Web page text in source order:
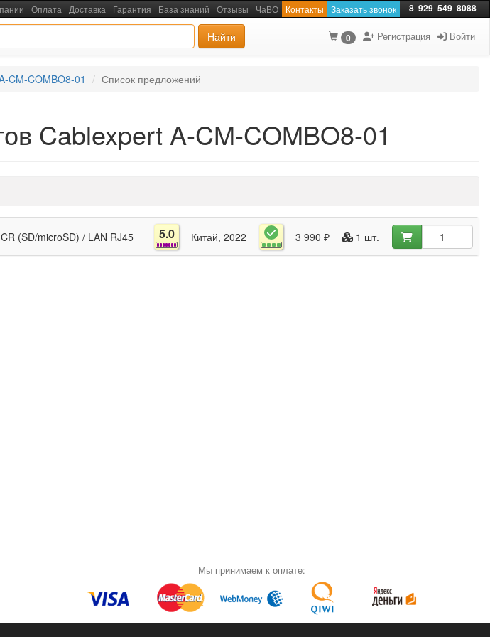
Оплата Доставка Гарантия База знаний Отзывы ЧаВО Контакты Заказать звонок 8 929 549 8088
Найти 0 Регистрация Войти
CM-COMBO8-01 Список предложений
Cablexpert A-CM-COMBO8-01
(SD/microSD) / LAN RJ45 5.0 Китай 2022 3 990 ₽ 1 шт.
Мы принимаем к оплате: